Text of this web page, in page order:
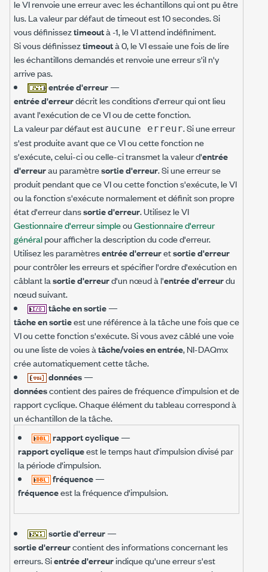
le VI renvoie une erreur avec les échantillons qui ont pu être
lus. La valeur par défaut de timeout est 10 secondes. Si
vous définisseztimeoutà -1, le VI attend indéfiniment.
Si vous définisseztimeoutà 0, le VI essaie une fois de lire
les échantillons demandés et renvoie une erreur s'il n'y
arrive pas.
entrée d'erreur—
entrée d'erreurdécrit les conditions d'erreur qui ont lieu
avant l'exécution de ce VI ou de cette fonction.
La valeur par défaut est aucune erreur. Si une erreur
s'est produite avant que ce VI ou cette fonction ne
s'exécute, celui-ci ou celle-ci transmet la valeur d'entrée
d'erreurau paramètresortie d'erreur. Si une erreur se
produit pendant que ce VI ou cette fonction s'exécute, le VI
ou la fonction s'exécute normalement et définit son propre
état d'erreur danssortie d'erreur. Utilisez le VI
Gestionnaire d'erreur simpleouGestionnaire d'erreur
généralpour afficher la description du code d'erreur.
Utilisez les paramètresentrée d'erreuretsortie d'erreur
pour contrôler les erreurs et spécifier l'ordre d'exécution en
câblant lasortie d'erreurd'un nœud à l'entrée d'erreurdu
nœud suivant.
tâche en sortie—
tâche en sortieest une référence à la tâche une fois que ce
VI ou cette fonction s'exécute. Si vous avez câblé une voie
ou une liste de voies àtâche/voies en entrée, NI-DAQmx
crée automatiquement cette tâche.
données—
donnéescontient des paires de fréquence d'impulsion et de
rapport cyclique. Chaque élément du tableau correspond à
un échantillon de la tâche.
rapport cyclique—
rapport cycliqueest le temps haut d'impulsion divisé par
la période d'impulsion.
fréquence—
fréquenceest la fréquence d'impulsion.
sortie d'erreur—
sortie d'erreurcontient des informations concernant les
erreurs. Sientrée d'erreurindique qu'une erreur s'est